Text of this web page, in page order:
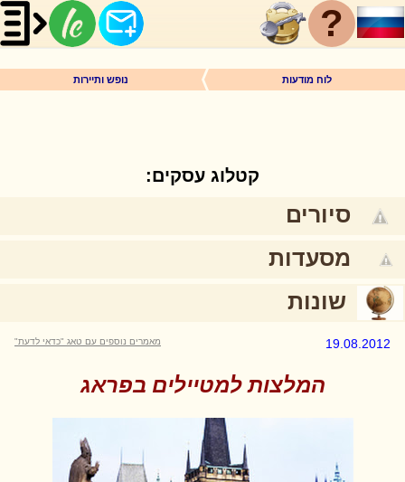
?
לוח מודעות נופש ותיירות
קטלוג עסקים:
סיורים
מסעדות
שונות
19.08.2012 מאמרים נוספים עם טאג "כדאי לדעת"
המלצות למטיילים בפראג